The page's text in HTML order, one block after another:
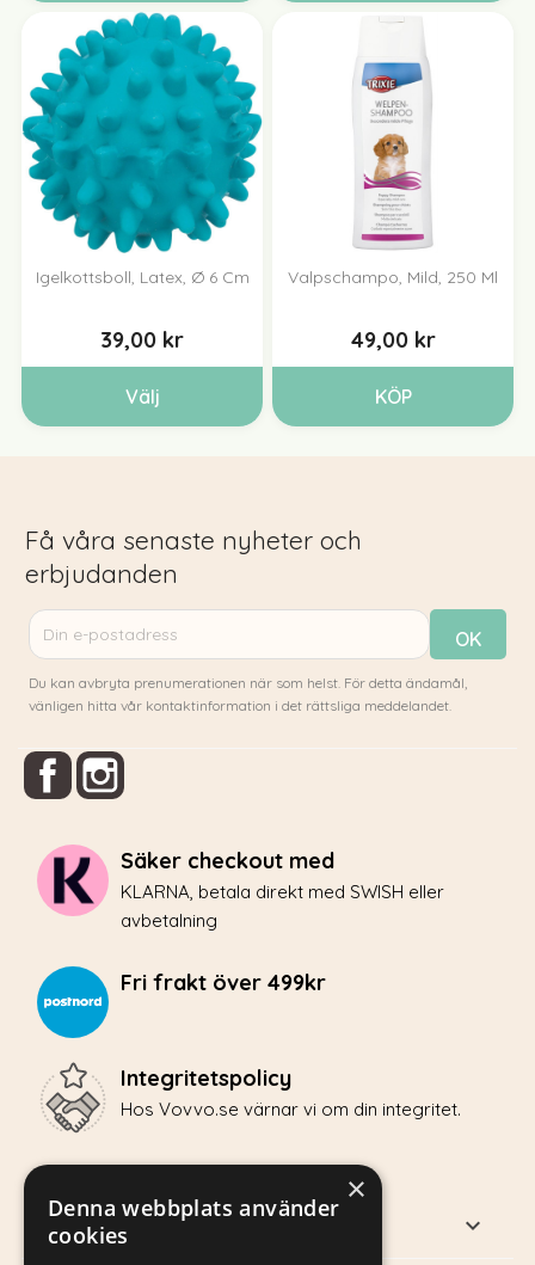
Igelkottsboll, Latex, Ø 6 Cm
39,00 kr
Välj
Valpschampo, Mild, 250 Ml
49,00 kr
KÖP
Få våra senaste nyheter och
erbjudanden
Du kan avbryta prenumerationen när som helst. För detta ändamål,
vänligen hitta vår kontaktinformation i det rättsliga meddelandet.
Facebook
Säker checkout med
KLARNA, betala direkt med SWISH eller
avbetalning
Fri frakt över 499kr
Integritetspolicy
Hos Vovvo.se värnar vi om din integritet.
PRODUKTER 
×
Denna webbplats använder
cookies